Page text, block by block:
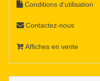
Conditions d'utilisation
Contactez-nous
Affiches en vente